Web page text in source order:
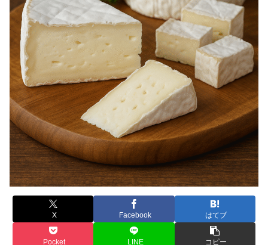
X Facebook はてブ
Pocket LINE コピー